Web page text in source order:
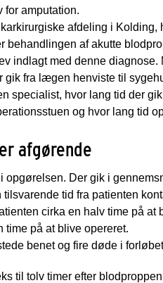
for amputation.
afdeling i
behandlingen af akutte
indlagt med denne
gik fra lægen henviste til
specialist, hvor lang tid der
og hvor lang tid
afgørende
i opgørelsen. Der gik i
tid fra patienten
cirka en halv time på
time på at blive opereret.
benet og fire døde i
til tolv timer efter